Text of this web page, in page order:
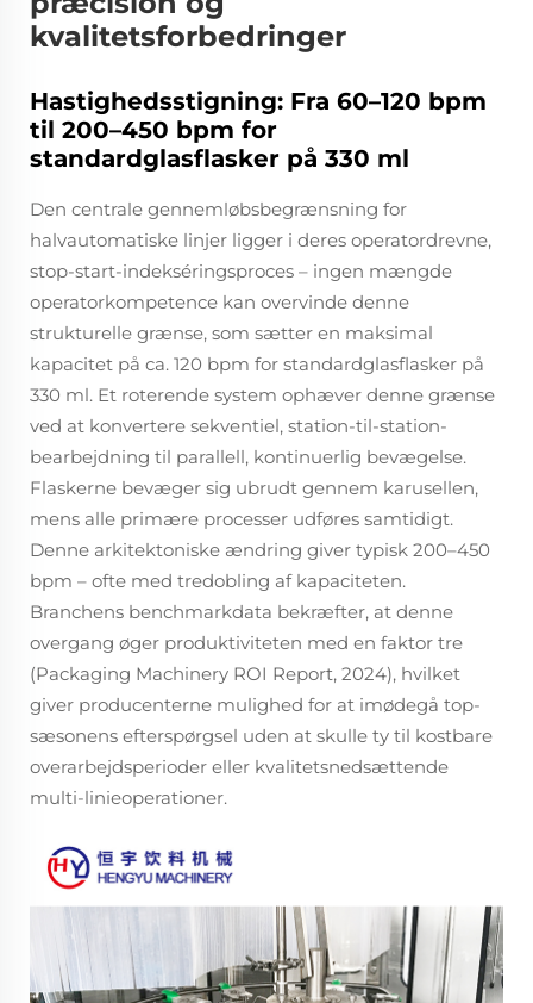
kvalitetsforbedringer
Hastighedsstigning: Fra 60–120 bpm
til 200–450 bpm for
standardglasflasker på 330 ml
Den centrale gennemløbsbegrænsning for
halvautomatiske linjer ligger i deres operatordrevne,
stop-start-indekséringsproces – ingen mængde
operatorkompetence kan overvinde denne
strukturelle grænse, som sætter en maksimal
kapacitet på ca. 120 bpm for standardglasflasker på
330 ml. Et roterende system ophæver denne grænse
ved at konvertere sekventiel, station-til-station-
bearbejdning til parallell, kontinuerlig bevægelse.
Flaskerne bevæger sig ubrudt gennem karusellen,
mens alle primære processer udføres samtidigt.
Denne arkitektoniske ændring giver typisk 200–450
bpm – ofte med tredobling af kapaciteten.
Branchens benchmarkdata bekræfter, at denne
overgang øger produktiviteten med en faktor tre
(Packaging Machinery ROI Report, 2024), hvilket
giver producenterne mulighed for at imødegå top-
sæsonens efterspørgsel uden at skulle ty til kostbare
overarbejdsperioder eller kvalitetsnedsættende
multi-linieoperationer.